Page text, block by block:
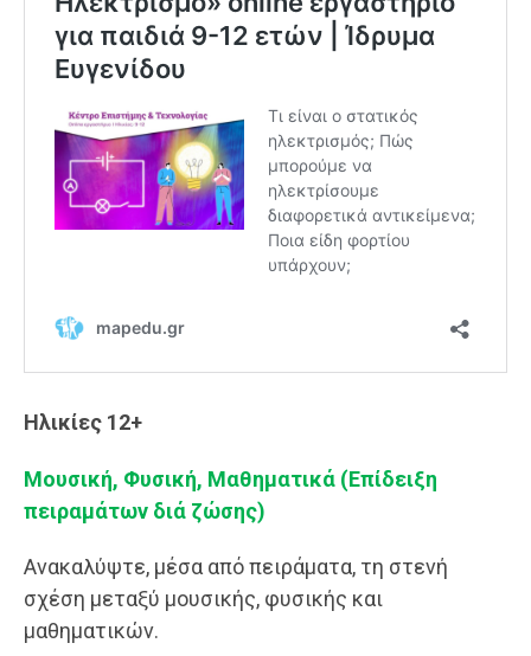
Ηλικίες 12+
Moυσική, Φυσική, Μαθηματικά (Επίδειξη
πειραμάτων διά ζώσης)
Ανακαλύψτε, μέσα από πειράματα, τη στενή
σχέση μεταξύ μουσικής, φυσικής και
μαθηματικών.